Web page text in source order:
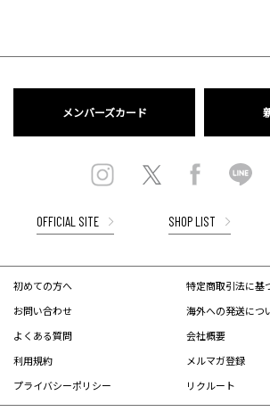
メンバーズカード
OFFICIAL SITE SHOP LIST
初めての方へ
お問い合わせ
よくある質問
利用規約
プライバシーポリシー
特定商取引法に基
海外への発送につ
会社概要
メルマガ登録
リクルート